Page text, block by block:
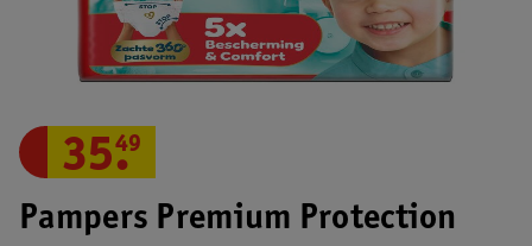
Pampers Premium Protection
35.
49